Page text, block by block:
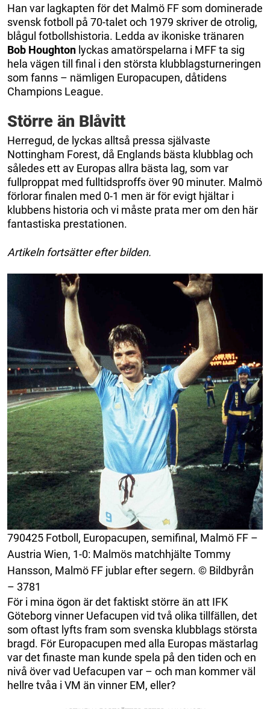
Han var lagkapten för det Malmö FF som dominerade
svensk fotboll på 70-talet och 1979 skriver de otrolig,
blågul fotbollshistoria. Ledda av ikoniske tränaren
Bob Houghton lyckas amatörspelarna i MFF ta sig
hela vägen till final i den största klubblagsturneringen
som fanns – nämligen Europacupen, dåtidens
Champions League.
Större än Blåvitt
Herregud, de lyckas alltså pressa självaste
Nottingham Forest, då Englands bästa klubblag och
således ett av Europas allra bästa lag, som var
fullproppat med fulltidsproffs över 90 minuter. Malmö
förlorar finalen med 0-1 men är för evigt hjältar i
klubbens historia och vi måste prata mer om den här
fantastiska prestationen.
Artikeln fortsätter efter bilden.
790425 Fotboll, Europacupen, semifinal, Malmö FF –
Austria Wien, 1-0: Malmös matchhjälte Tommy
Hansson, Malmö FF jublar efter segern. © Bildbyrån
– 3781
För i mina ögon är det faktiskt större än att IFK
Göteborg vinner Uefacupen vid två olika tillfällen, det
som oftast lyfts fram som svenska klubblags största
bragd. För Europacupen med alla Europas mästarlag
var det finaste man kunde spela på den tiden och en
nivå över vad Uefacupen var – och man kommer väl
hellre tvåa i VM än vinner EM, eller?